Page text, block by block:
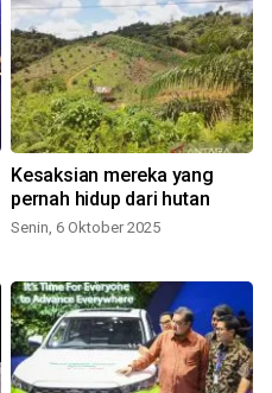
Kesaksian mereka yang
pernah hidup dari hutan
Senin, 6 Oktober 2025